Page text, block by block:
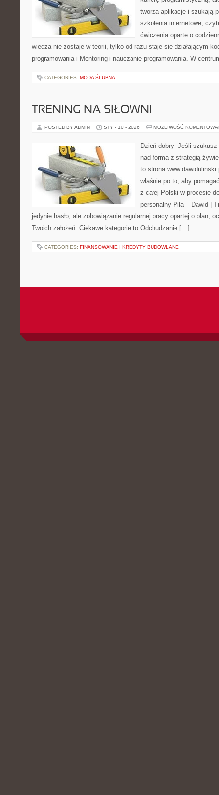
tworzą aplikacje i szukają
szkolenia internetowe,
ćwiczenia oparte o
wiedza nie zostaje w teorii, tylko od razu staje się działającym
programowania i Mentoring i nauczanie programowania. W
CATEGORIES: MODA ŚLUBNA
TRENING NA SIŁOWNI
POSTED BY ADMIN STY - 10 - 2026 MOŻLIWOŚĆ
Dzień dobry! Jeśli
nad formą z strategią
to strona
właśnie po to, aby
z całej Polski w procesie
personalny Piła – Dawid |
jedynie hasło, ale zobowiązanie regularnej pracy opartej o plan,
Twoich założeń. Ciekawe kategorie to Odchudzanie […]
CATEGORIES: FINANSOWANIE I KREDYTY BUDOWLANE